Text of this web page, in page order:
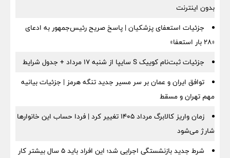
بدون اینترنت
جزئیات استعفای پزشکیان | پاسخ صریح رئیس‌جمهور به ادعای
«۲۸ بار استعفا»
جزئیات ثبت‌نام کوییک S سایپا از شنبه ۱۷ مرداد + جدول شرایط
توافق ایران و عمان بر سر مسیر جدید تنگه هرمز | جزئیات بیانیه
مهم تهران و مسقط
زمان واریز کالابرگ مرداد ۱۴۰۵ تغییر کرد | فردا حساب این خانوارها
شارژ می‌شود
شرط جدید بازنشستگی اجرایی شد؛ این افراد باید ۵ سال بیشتر کار